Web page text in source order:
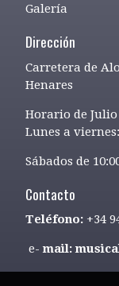
Galería
Dirección
Carretera de
Henares
Horario de
Lunes a viernes:
Sábados de
Contacto
Teléfono: +34
e-mail: